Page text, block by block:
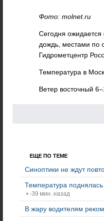
Фото: molnet.ru
Сегодня
дождь, местами по
Гидрометцентр
Температура в
Ветер восточный
ЕЩЕ ПО ТЕМЕ
Синоптики не ждут
Температура поднялась
• -39 мин. назад
В жару водителям